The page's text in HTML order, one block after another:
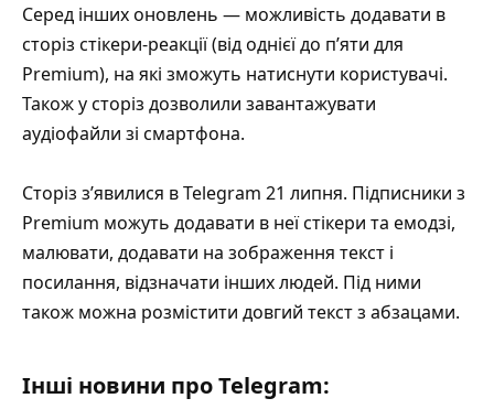
Серед інших оновлень — можливість додавати в
сторіз стікери-реакції (від однієї до п’яти для
Premium), на які зможуть натиснути користувачі.
Також у сторіз дозволили завантажувати
аудіофайли зі смартфона.
Сторіз з’явилися в Telegram 21 липня. Підписники з
Premium можуть додавати в неї стікери та емодзі,
малювати, додавати на зображення текст і
посилання, відзначати інших людей. Під ними
також можна розмістити довгий текст з абзацами.
Інші новини про Telegram: